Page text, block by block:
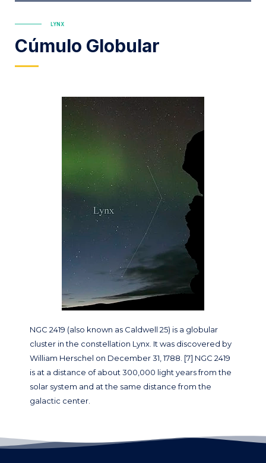
LYNX
Cúmulo Globular
NGC 2419 (also known as Caldwell 25) is a globular
cluster in the constellation Lynx. It was discovered by
William Herschel on December 31, 1788. [7] NGC 2419
is at a distance of about 300,000 light years from the
solar system and at the same distance from the
galactic center.